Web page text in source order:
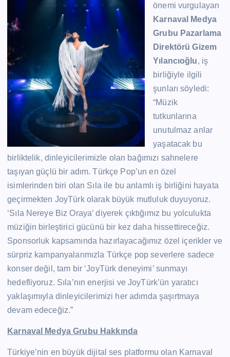
önemi vurgulayan
Karnaval Medya
Grubu Pazarlama
Direktörü Gizem
Yılancıoğlu, iş
birliğiyle ilgili
şunları söyledi:
“Müzik
tutkunlarına
unutulmaz anlar
yaşatacak bu
birliktelik, dinleyicilerimizle olan bağımızı sahnelere
taşıyan güçlü bir adım. Türkçe Pop’un en özel
isimlerinden biri olan Sıla ile bu anlamlı iş birliğini hayata
geçirmekten JoyTürk olarak büyük mutluluk duyuyoruz.
‘Sıla Nereye Biz Oraya’ diyerek çıktığımız bu yolculukta
müziğin birleştirici gücünü bir kez daha hissettireceğiz.
Sponsorluk kapsamında hazırlayacağımız özel içerikler ve
sürpriz kampanyalarımızla Türkçe pop severlere sadece
konser değil, tam bir ‘JoyTürk deneyimi’ sunmayı
hedefliyoruz. Sıla’nın enerjisi ve JoyTürk’ün yaratıcı
yaklaşımıyla dinleyicilerimizi her adımda şaşırtmaya
devam edeceğiz.”
Karnaval Medya Grubu Hakkında
Türkiye’nin en büyük dijital ses platformu olan Karnaval